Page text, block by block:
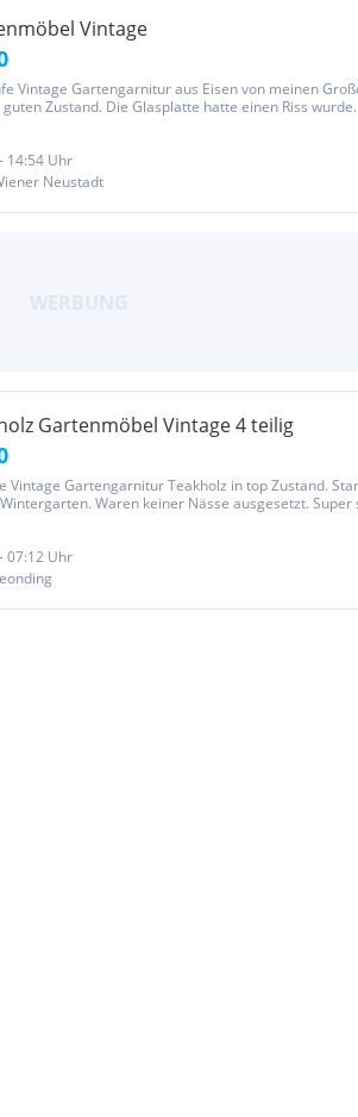
Vintage
Vintage Gartengarnitur aus Eisen von meinen
guten Zustand. Die Glasplatte hatte einen Riss wurde
14:54 Uhr
Neustadt
Gartenmöbel Vintage 4 teilig
Vintage Gartengarnitur Teakholz in top Zustand.
Waren keiner Nässe ausgesetzt. Super
07:12 Uhr